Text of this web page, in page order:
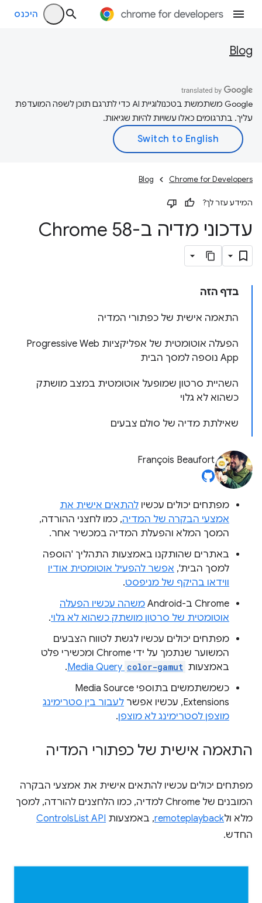
היכנס
Blog
‫Google משתמשת בטכנולוגיית AI כדי לתרגם תוכן לשפה המועדפת
עליך. בתרגומים כאלו עשויות להיות שגיאות.
Chrome for Developers
Blog
המידע עזר לך?
עדכוני מדיה ב-Chrome 58
בדף הזה
התאמה אישית של כפתורי המדיה
הפעלה אוטומטית של אפליקציות Progressive Web
App נוספה למסך הבית
השהיית סרטון שמופעל אוטומטית במצב מושתק
כשהוא לא גלוי
שאילתת מדיה של סולם צבעים
François Beaufort
מפתחים יכולים עכשיו להתאים אישית את
אמצעי הבקרה של המדיה, כמו לחצני ההורדה,
המסך המלא והפעלת המדיה במכשיר אחר.
באתרים שהותקנו באמצעות התהליך 'הוספה
למסך הבית', אפשר להפעיל אוטומטית אודיו
ווידאו בהיקף של מניפסט.
‫Chrome ב-Android
משהה עכשיו הפעלה
אוטומטית של סרטון מושתק כשהוא לא גלוי.
מפתחים יכולים עכשיו לגשת לטווח הצבעים
המשוער שנתמך על ידי Chrome ומכשירי פלט
באמצעות color-gamut
.
כשמשתמשים בתוספי Media Source
Extensions, עכשיו אפשר
לעבור בין סטרימינג
מוצפן לסטרימינג לא מוצפן.
התאמה אישית של כפתורי המדיה
מפתחים יכולים עכשיו להתאים אישית את אמצעי הבקרה
המובנים של Chrome למדיה, כמו הלחצנים להורדה, למסך
מלא ולremoteplayback, באמצעות ControlsList API
החדש.